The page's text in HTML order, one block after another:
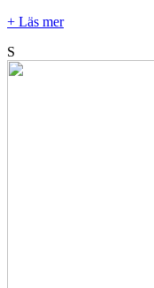
+ Läs mer
S